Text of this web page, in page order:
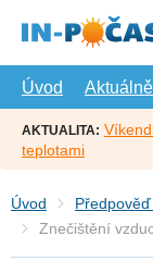
hlavní
Úvod
Aktuálně
AKTUALITA:
teplotami
Úvod
Znečištění